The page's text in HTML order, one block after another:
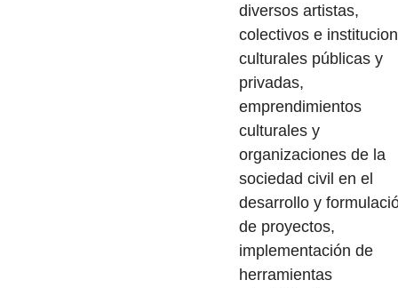
diversos artistas,
colectivos e
culturales públicas y
privadas,
emprendimientos
culturales y
organizaciones de la
sociedad civil en el
desarrollo y
de proyectos,
implementación de
herramientas